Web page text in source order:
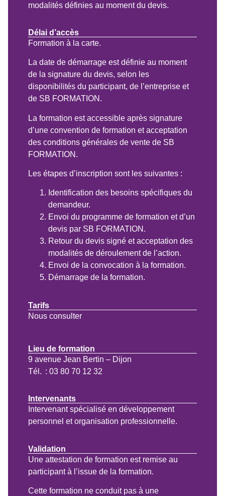
modalités définies au moment du devis.
Délai d’accès
Formation à la carte.
La date de démarrage est définie au moment
de la signature du devis, selon les
disponibilités du participant, de l’entreprise et
de SB FORMATION.
La formation est accessible après signature
d’une convention de formation et acceptation
des conditions générales de vente de SB
FORMATION.
Les étapes d’inscription sont les suivantes :
Identification des besoins spécifiques du
demandeur.
Envoi du programme de formation et d’un
devis par SB FORMATION.
Retour du devis signé et acceptation des
modalités de déroulement de l’action.
Envoi de la convocation à la formation.
Démarrage de la formation.
Tarifs
Nous consulter
Lieu de formation
9 avenue Jean Bertin – Dijon
Tél. : 03 80 70 12 32
Intervenants
Intervenant spécialisé en développement
personnel et organisation professionnelle.
Validation
Une attestation de formation est remise au
participant à l’issue de la formation.
Cette formation ne conduit pas à une